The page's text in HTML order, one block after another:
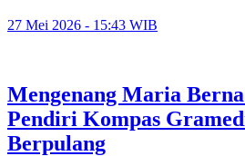
27 Mei 2026 - 15:43 WIB
Mengenang Maria
Pendiri Kompas
Berpulang